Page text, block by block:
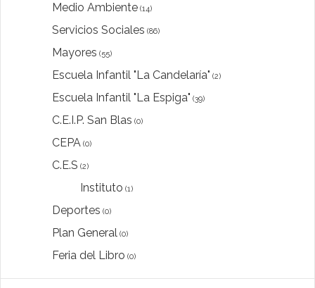
Medio Ambiente (14)
Servicios Sociales (86)
Mayores (55)
Escuela Infantil "La Candelaría" (2)
Escuela Infantil "La Espiga" (39)
C.E.I.P. San Blas (0)
CEPA (0)
C.E.S (2)
Instituto (1)
Deportes (0)
Plan General (0)
Feria del Libro (0)